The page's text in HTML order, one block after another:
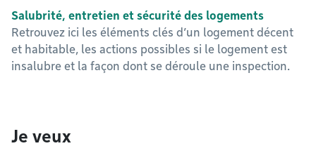
Salubrité, entretien et sécurité des logements
Retrouvez ici les éléments clés d’un logement décent
et habitable, les actions possibles si le logement est
insalubre et la façon dont se déroule une inspection.
Je veux